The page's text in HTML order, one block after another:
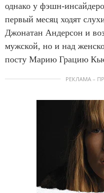
однако у фэшн-
первый месяц ходят
Джонатан Андерсон и
мужской, но и над
посту Марию Грацию
РЕКЛАМА –